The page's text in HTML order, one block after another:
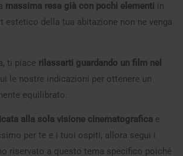
massima resa già con pochi elementi in
estetico della tua abitazione non ne venga
ti piace rilassarti guardando un film nel
le nostre indicazioni per ottenere un
equilibrato.
alla sola visione cinematograficae
per te e i tuoi ospiti, allora segui i
riservato a questo tema specifico poiché